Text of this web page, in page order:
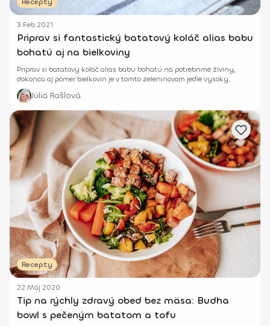
Recepty
3 Feb 2021
Priprav si fantastický batatový koláč alias babu
bohatú aj na bielkoviny
Priprav si batatový koláč alias babu bohatú na potrebnmé živiny,
dokonca aj pomer bielkovín je v tomto zeleninovom jedle vysoký.
Júlia Rašlová
Recepty
22 Máj 2020
Tip na rýchly zdravý obed bez mäsa: Budha
bowl s pečeným batatom a tofu